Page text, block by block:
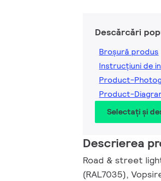
Descărcări
Broșură produs
Instrucțiuni de
Product-
Product-
Selectați și
Descrierea
Road & street
(RAL7035),